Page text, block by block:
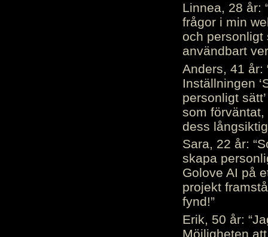
Linnea, 28 år:
frågor i min
och personligt
användbart
Anders, 41 år:
Inställningen
personligt
som
dess
Sara, 22 år:
skapa
Golove AI på
projekt
fynd!”
Erik, 50 år:
Möjligheten